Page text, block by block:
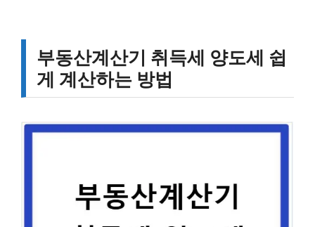
부동산계산기 취득세 양도세 쉽
게 계산하는 방법